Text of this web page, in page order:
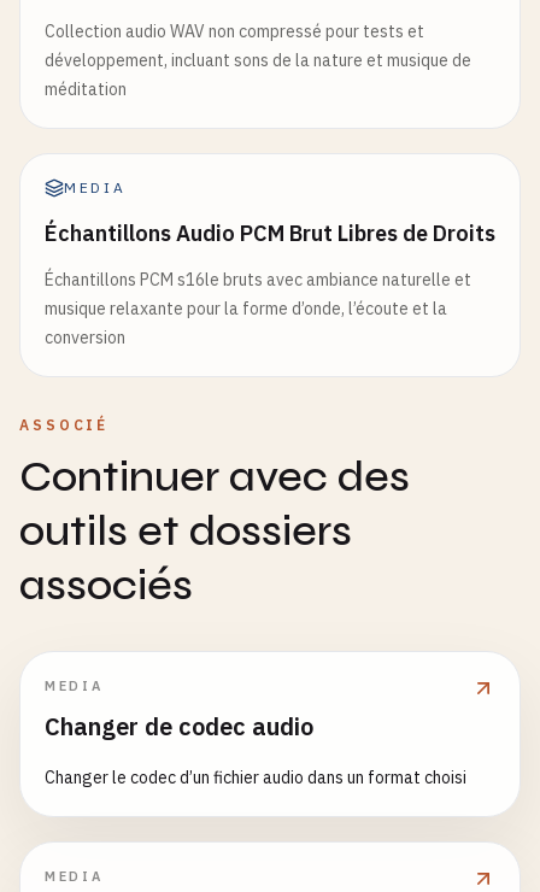
Collection audio WAV non compressé pour tests et
développement, incluant sons de la nature et musique de
méditation
MEDIA
Échantillons Audio PCM Brut Libres de Droits
Échantillons PCM s16le bruts avec ambiance naturelle et
musique relaxante pour la forme d’onde, l’écoute et la
conversion
ASSOCIÉ
Continuer avec des
outils et dossiers
associés
MEDIA
Changer de codec audio
Changer le codec d’un fichier audio dans un format choisi
MEDIA